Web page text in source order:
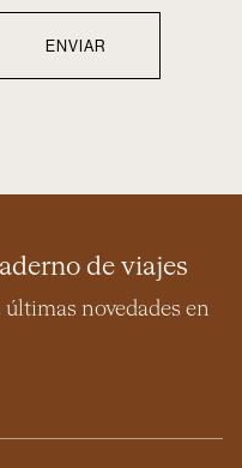
de viajes
novedades en